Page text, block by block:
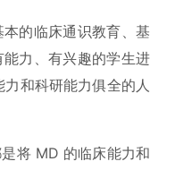
的临床通识教育、基
力、有兴趣的学生进
和科研能力俱全的人
将 MD 的临床能力和